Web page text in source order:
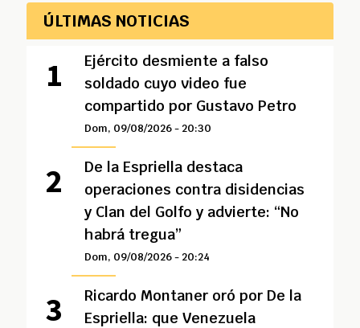
ÚLTIMAS NOTICIAS
Ejército desmiente a falso
soldado cuyo video fue
compartido por Gustavo Petro
Dom, 09/08/2026 - 20:30
De la Espriella destaca
operaciones contra disidencias
y Clan del Golfo y advierte: “No
habrá tregua”
Dom, 09/08/2026 - 20:24
Ricardo Montaner oró por De la
Espriella: que Venezuela